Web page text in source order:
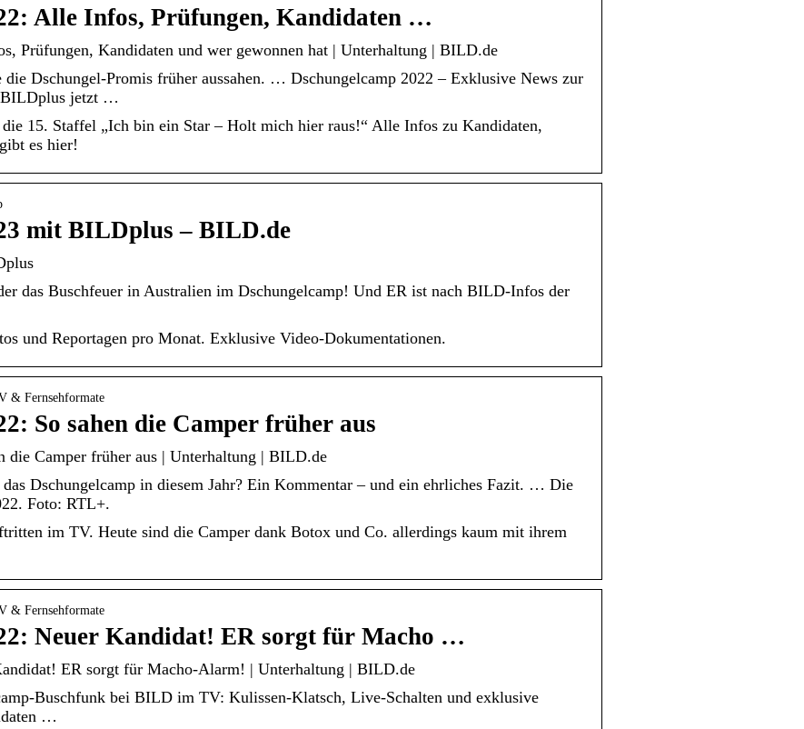
Alle Infos, Prüfungen, Kandidaten …
Prüfungen, Kandidaten und wer gewonnen hat | Unterhaltung | BILD.de
Dschungel-Promis früher aussahen. … Dschungelcamp 2022 – Exklusive News zur
BILDplus jetzt …
15. Staffel „Ich bin ein Star – Holt mich hier raus!“ Alle Infos zu Kandidaten,
es hier!
mit BILDplus – BILD.de
das Buschfeuer in Australien im Dschungelcamp! Und ER ist nach BILD-Infos der
und Reportagen pro Monat. Exklusive Video-Dokumentationen.
& Fernsehformate
So sahen die Camper früher aus
die Camper früher aus | Unterhaltung | BILD.de
Dschungelcamp in diesem Jahr? Ein Kommentar – und ein ehrliches Fazit. … Die
Foto: RTL+.
im TV. Heute sind die Camper dank Botox und Co. allerdings kaum mit ihrem
& Fernsehformate
Neuer Kandidat! ER sorgt für Macho …
ER sorgt für Macho-Alarm! | Unterhaltung | BILD.de
Buschfunk bei BILD im TV: Kulissen-Klatsch, Live-Schalten und exklusive
…